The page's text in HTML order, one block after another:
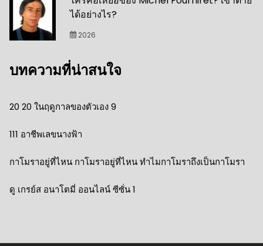
ได้อย่างไร?
2026
บทความที่น่าสนใจ
20 20 ในฤดูกาลของตัวเอง 9
111 อาชีพเลขนางฟ้า
กาโมราอยู่ที่ไหน กาโมราอยู่ที่ไหน ทำไมกาโมราถึงเป็นกาโมรา
ดู เกรย์ส อนาโตมี่ ออนไลน์ ซีซั่น 1